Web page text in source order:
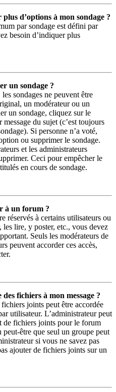
d’options à mon sondage ?
par sondage est défini par
besoin d’indiquer plus
un sondage ?
sondages ne peuvent être
un modérateur ou un
un sondage, cliquez sur le
du sujet (c’est toujours
Si personne n’a voté,
ou supprimer le sondage.
et les administrateurs
Ceci pour empêcher le
en cours de sondage.
à un forum ?
réservés à certains utilisateurs ou
les lire, y poster, etc., vous devez
Seuls les modérateurs de
peuvent accorder ces accès,
fichiers à mon message ?
joints peut être accordée
utilisateur. L’administrateur peut
de fichiers joints pour le forum
peut-être que seul un groupe peut
si vous ne savez pas
ajouter de fichiers joints sur un